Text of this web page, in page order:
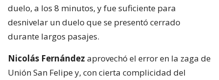
duelo, a los 8 minutos, y fue suficiente para
desnivelar un duelo que se presentó cerrado
durante largos pasajes.
Nicolás Fernández aprovechó el error en la zaga de
Unión San Felipe y, con cierta complicidad del